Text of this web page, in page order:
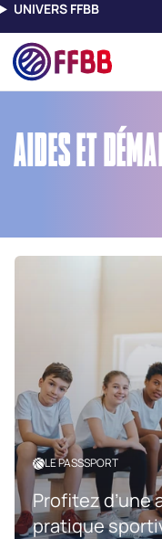
UNIVERS FFBB
Accueil Aides Et
AIDES ET
LE PASSSPORT
Profitez d’une
pratique